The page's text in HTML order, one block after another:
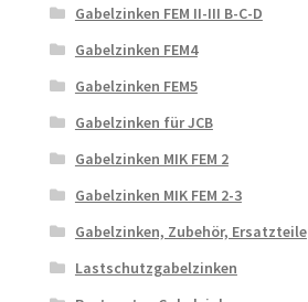
Gabelzinken FEM II-III B-C-D
Gabelzinken FEM4
Gabelzinken FEM5
Gabelzinken für JCB
Gabelzinken MIK FEM 2
Gabelzinken MIK FEM 2-3
Gabelzinken, Zubehör, Ersatzteile
Lastschutzgabelzinken